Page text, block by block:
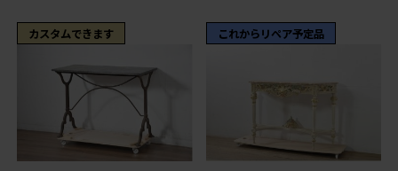
カスタムできます これからリペア予定品